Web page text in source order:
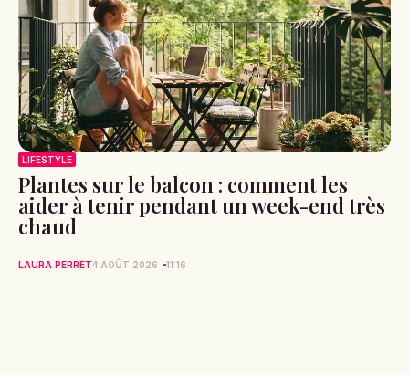
LIFESTYLE
Plantes sur le balcon : comment les
aider à tenir pendant un week-end très
chaud
LAURA PERRET4 AOÛT 2026 11:16